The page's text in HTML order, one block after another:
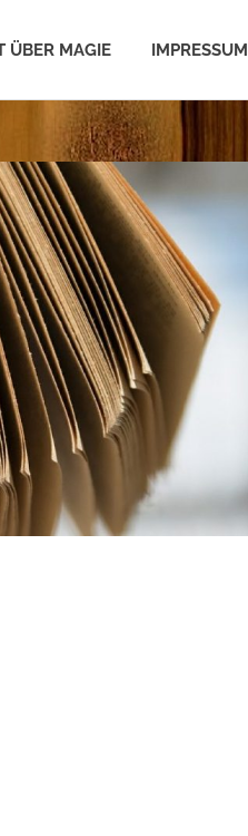
ÜBER MAGIE IMPRESSUM